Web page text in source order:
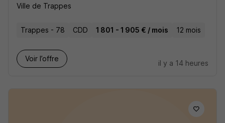
Ville de Trappes
Trappes - 78 CDD 1 801 - 1 905 € / mois 12 mois
Voir l’offre
il y a 14 heures